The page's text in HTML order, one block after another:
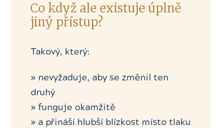
Co když ale existuje úplně
jiný přístup?
Takový, který:
» nevyžaduje, aby se změnil ten
druhý
» funguje okamžitě
» a přináší hlubší blízkost místo tlaku